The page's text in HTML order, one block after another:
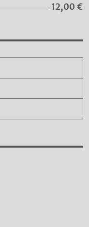
12,00 €